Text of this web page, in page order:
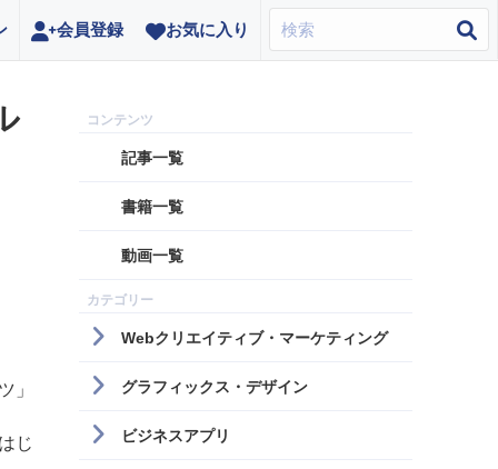
会員登録 お気に入り
」
じ
記事一覧
書籍一覧
動画一覧
Webクリエイティブ・マーケティング
グラフィックス・デザイン
ビジネスアプリ